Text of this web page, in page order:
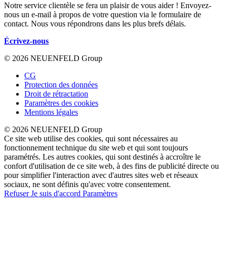
Notre service clientèle se fera un plaisir de vous aider ! Envoyez-
nous un e-mail à propos de votre question via le formulaire de
contact. Nous vous répondrons dans les plus brefs délais.
Écrivez-nous
© 2026 NEUENFELD Group
CG
Protection des données
Droit de rétractation
Paramètres des cookies
Mentions légales
© 2026 NEUENFELD Group
Ce site web utilise des cookies, qui sont nécessaires au
fonctionnement technique du site web et qui sont toujours
paramétrés. Les autres cookies, qui sont destinés à accroître le
confort d'utilisation de ce site web, à des fins de publicité directe ou
pour simplifier l'interaction avec d'autres sites web et réseaux
sociaux, ne sont définis qu'avec votre consentement.
RefuserJe suis d'accord Paramètres